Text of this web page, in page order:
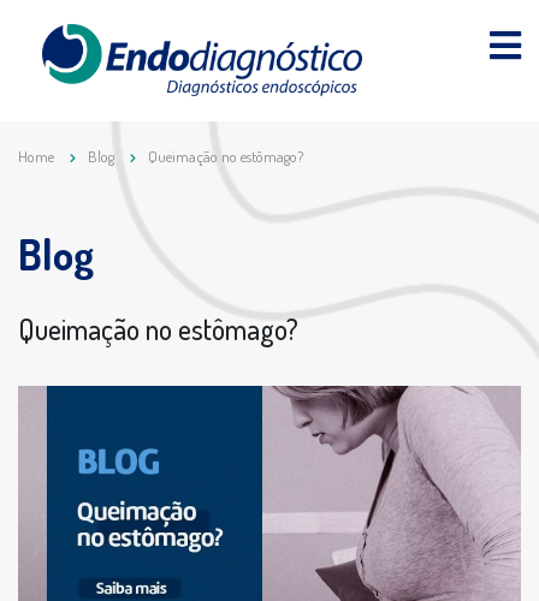
Home Blog Queimação no estômago?
Blog
Queimação no estômago?